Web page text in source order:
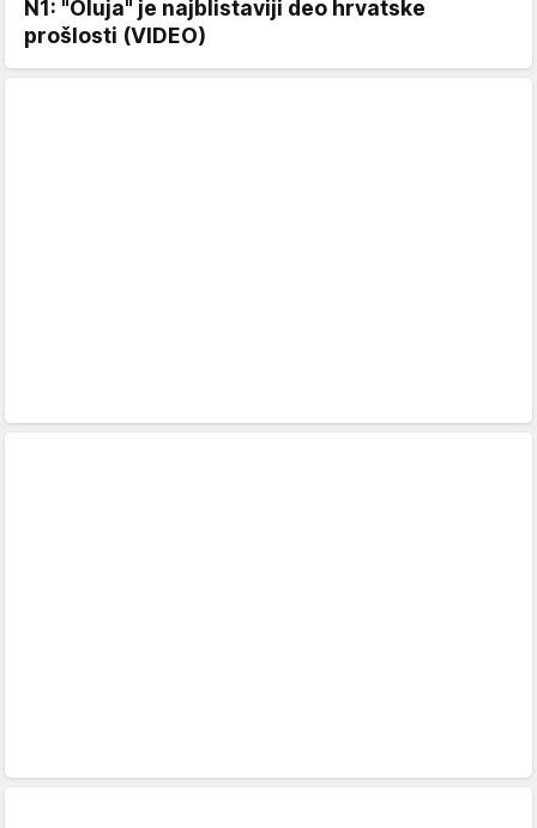
N1: "Oluja" je najblistaviji deo hrvatske
prošlosti (VIDEO)